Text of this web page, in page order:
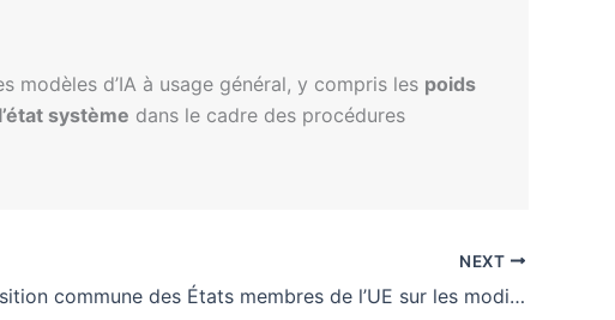
modèles d’IA à usage général, y compris les poids
système dans le cadre des procédures
NEXT
Position commune des États membres de l’UE sur les modifications de l’AI Act